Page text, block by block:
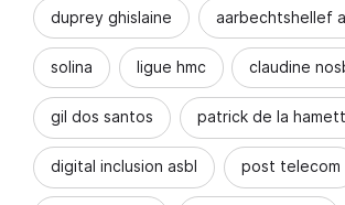
duprey ghislaine aarbechtshellef
solina ligue hmc claudine
gil dos santos patrick de la
digital inclusion asbl post telecom